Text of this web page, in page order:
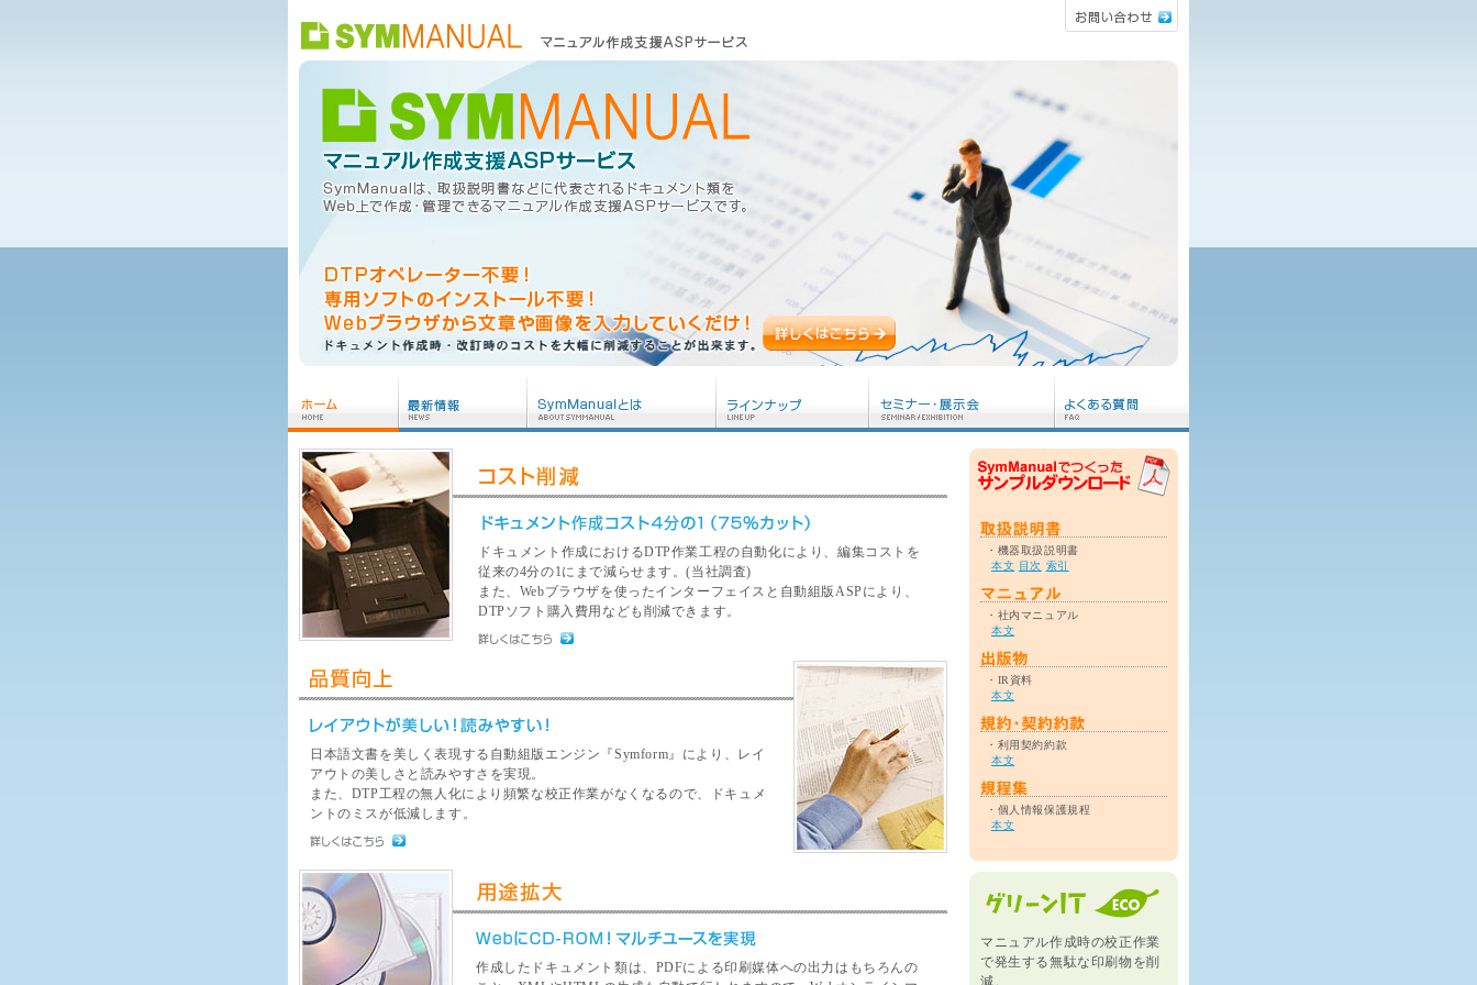
ドキュメント作成におけるDTP作業工程の自動化により、編集コストを
従来の4分の1にまで減らせます。(当社調査)
また、Webブラウザを使ったインターフェイスと自動組版ASPにより、
DTPソフト購入費用なども削減できます。
日本語文書を美しく表現する自動組版エンジン『Symform』により、レイ
アウトの美しさと読みやすさを実現。
また、DTP工程の無人化により頻繁な校正作業がなくなるので、ドキュメ
ントのミスが低減します。
作成したドキュメント類は、PDFによる印刷媒体への出力はもちろんの
・機器取扱説明書
本文 目次 索引
・社内マニュアル
本文
・IR資料
本文
・利用契約約款
本文
・個人情報保護規程
本文
マニュアル作成時の校正作業
で発生する無駄な印刷物を削
減。